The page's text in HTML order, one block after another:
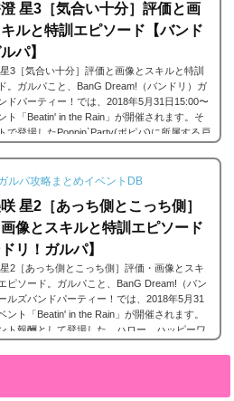
星3［気合い十分］評価と画
ルと特訓エピソード【バンド
パ】
3［気合い十分］評価と画像とスキルと特訓
。ガルパこと、BanG Dream!（バンドリ）ガ
ドパーティー！では、2018年5月31日15:00〜
ト「Beatin' in the Rain」が開催されます。そ
で登場したPoppin`Party(ポピパ)に所属する戸
香澄 星3［気合い十分］※画像をタップ/クリ
属バンドPoppin`Party(ポピパ...
ルパ攻略まとめイベントDB
星2［あっち側とこっち側］
像とスキルと特訓エピソード
ドリ！ガルパ】
2［あっち側とこっち側］評価・画像とスキ
ピソード。ガルパこと、BanG Dream!（バン
ルズバンドパーティー！では、2018年5月31
ント「Beatin' in the Rain」が開催されます。
ト報酬として登場した、ハロー、ハッピーワ
の画像と特技と評価のまとめです。奥沢美